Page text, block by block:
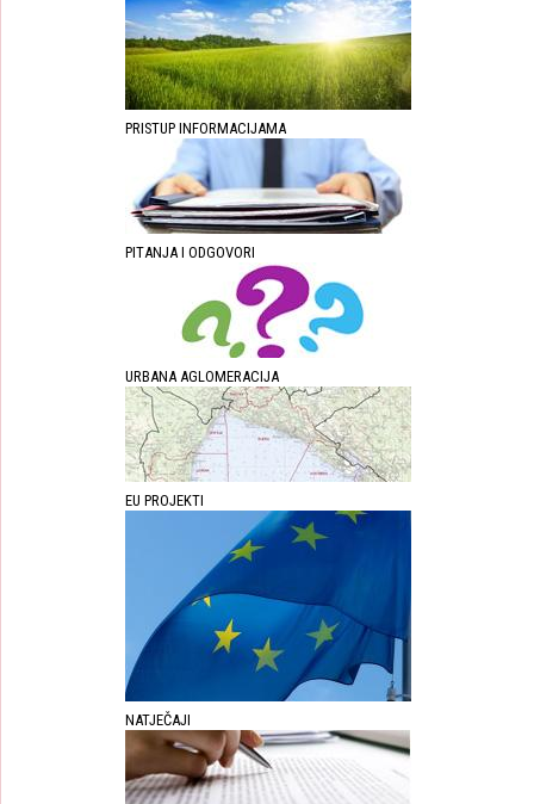
PRISTUP INFORMACIJAMA
PITANJA I ODGOVORI
URBANA AGLOMERACIJA
EU PROJEKTI
NATJEČAJI